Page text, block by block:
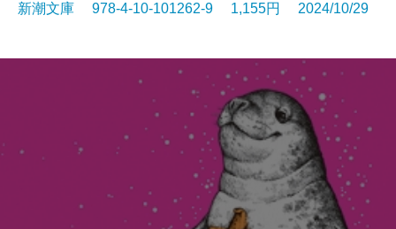
新潮文庫 978-4-10-101262-9 1,155円 2024/10/29